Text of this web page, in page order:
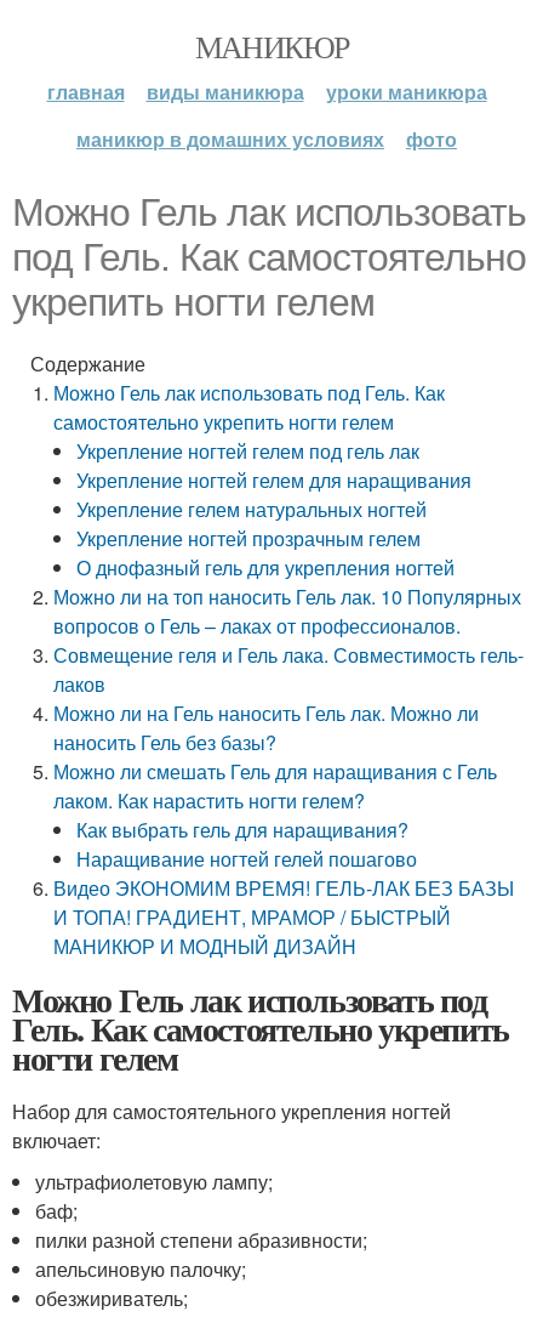
МАНИКЮР
главная виды маникюра
уроки маникюра
маникюр в домашних условиях
фото
Можно Гель лак использовать
под Гель. Как самостоятельно
укрепить ногти гелем
Содержание
Можно Гель лак использовать под Гель. Как
самостоятельно укрепить ногти гелем
Укрепление ногтей гелем под гель лак
Укрепление ногтей гелем для наращивания
Укрепление гелем натуральных ногтей
Укрепление ногтей прозрачным гелем
О днофазный гель для укрепления ногтей
Можно ли на топ наносить Гель лак. 10 Популярных
вопросов о Гель – лаках от профессионалов.
Совмещение геля и Гель лака. Совместимость гель-
лаков
Можно ли на Гель наносить Гель лак. Можно ли
наносить Гель без базы?
Можно ли смешать Гель для наращивания с Гель
лаком. Как нарастить ногти гелем?
Как выбрать гель для наращивания?
Наращивание ногтей гелей пошагово
Видео ЭКОНОМИМ ВРЕМЯ! ГЕЛЬ-ЛАК БЕЗ БАЗЫ
И ТОПА! ГРАДИЕНТ, МРАМОР / БЫСТРЫЙ
МАНИКЮР И МОДНЫЙ ДИЗАЙН
Можно Гель лак использовать под
Гель. Как самостоятельно укрепить
ногти гелем
Набор для самостоятельного укрепления ногтей
включает:
ультрафиолетовую лампу;
баф;
пилки разной степени абразивности;
апельсиновую палочку;
обезжириватель;